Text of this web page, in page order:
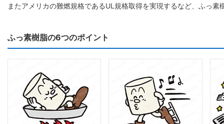
またアメリカの難燃規格であるUL規格取得を実現するなど、ふっ
ふっ素樹脂の6つのポイント